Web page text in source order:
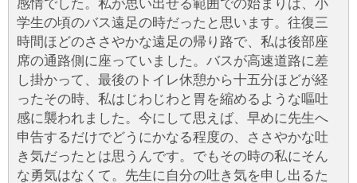
感情でした。私が思い出せる範囲での始まりは、小
学生の頃のバス遠足の時だったと思います。往復三
時間ほどのささやかな遠足の帰り路で、私は後部座
席の通路側に座っていました。バスが高速道路に差
し掛かって、最後のトイレ休憩から十五分ほどが経
ったその時、私はじわじわと胃を縮めるような嘔吐
感に襲われました。今にして思えば、早めに先生へ
申告するだけでどうにかなる程度の、ささやかな吐
き気だったとは思うんです。でもその時の私にそん
な勇気はなくて。先生に自分の吐き気を申し出るた